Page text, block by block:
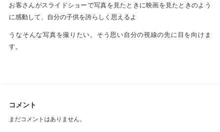
お客さんがスライドショーで写真を見たときに映画を見たときのよう
に感動して、自分の子供を誇らしく思えるよ
うなそんな写真を撮りたい。そう思い自分の視線の先に目を向けま
す。
コメント
まだコメントはありません。